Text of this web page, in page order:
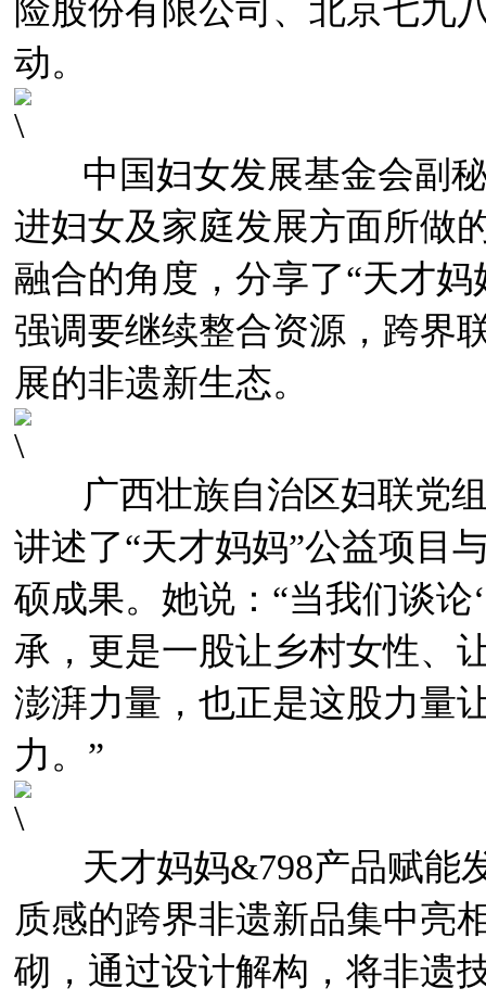
险股份有限公司、北京七九
动。
中国妇女发展基金会副秘
进妇女及家庭发展方面所做
融合的角度，分享了“天才
强调要继续整合资源，跨界
展的非遗新生态。
广西壮族自治区妇联党组
讲述了“天才妈妈”公益项目
硕成果。她说：“当我们谈
承，更是一股让乡村女性、
澎湃力量，也正是这股力量
力。”
天才妈妈&798产品赋能
质感的跨界非遗新品集中亮
砌，通过设计解构，将非遗